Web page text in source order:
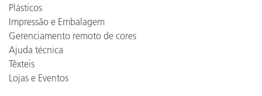
Plásticos
Impressão e Embalagem
Gerenciamento remoto de cores
Ajuda técnica
Têxteis
Lojas e Eventos